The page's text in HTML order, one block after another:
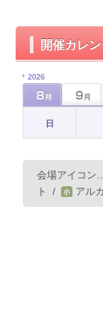
開催カレ
2026
日
会場アイコ
ト
/ アル